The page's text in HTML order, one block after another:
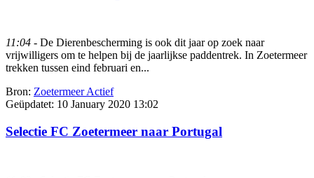
11:04 - De Dierenbescherming is ook dit jaar op zoek naar
vrijwilligers om te helpen bij de jaarlijkse paddentrek. In Zoetermeer
trekken tussen eind februari en...
Bron: Zoetermeer Actief
Geüpdatet: 10 January 2020 13:02
Selectie FC Zoetermeer naar Portugal